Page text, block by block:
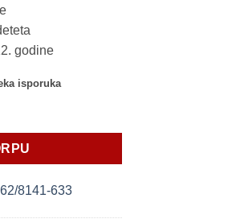
godine
isporuka
UP grey (9-36 kg) količina
8141-633